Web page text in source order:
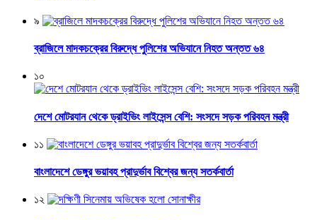
৯
ব্রাজিলে মাদকচক্রের বিরুদ্ধে পুলিশের অভিযানে নিহত অন্তত ৬৪
১০
দেশে মোটরযান থেকে ড্রাইভিং লাইসেন্স বেশি: সংসদে সড়ক পরিবহন মন্ত্রী
১১
বাংলাদেশে ডেঙ্গুর ভয়াবহ প্রাদুর্ভাব বিশ্বের জন্য সতর্কবার্তা
১২